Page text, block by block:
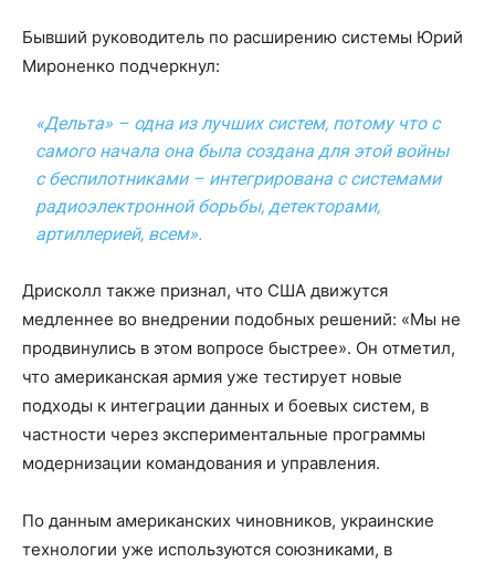
Бывший руководитель по расширению системы Юрий
Мироненко подчеркнул:
«Дельта» – одна из лучших систем, потому что с
самого начала она была создана для этой войны
с беспилотниками – интегрирована с системами
радиоэлектронной борьбы, детекторами,
артиллерией, всем».
Дрисколл также признал, что США движутся
медленнее во внедрении подобных решений: «Мы не
продвинулись в этом вопросе быстрее». Он отметил,
что американская армия уже тестирует новые
подходы к интеграции данных и боевых систем, в
частности через экспериментальные программы
модернизации командования и управления.
По данным американских чиновников, украинские
технологии уже используются союзниками, в